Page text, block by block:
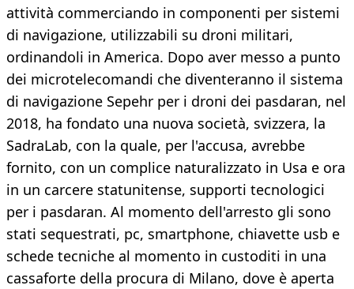
attività commerciando in componenti per sistemi
di navigazione, utilizzabili su droni militari,
ordinandoli in America. Dopo aver messo a punto
dei microtelecomandi che diventeranno il sistema
di navigazione Sepehr per i droni dei pasdaran, nel
2018, ha fondato una nuova società, svizzera, la
SadraLab, con la quale, per l'accusa, avrebbe
fornito, con un complice naturalizzato in Usa e ora
in un carcere statunitense, supporti tecnologici
per i pasdaran. Al momento dell'arresto gli sono
stati sequestrati, pc, smartphone, chiavette usb e
schede tecniche al momento in custoditi in una
cassaforte della procura di Milano, dove è aperta